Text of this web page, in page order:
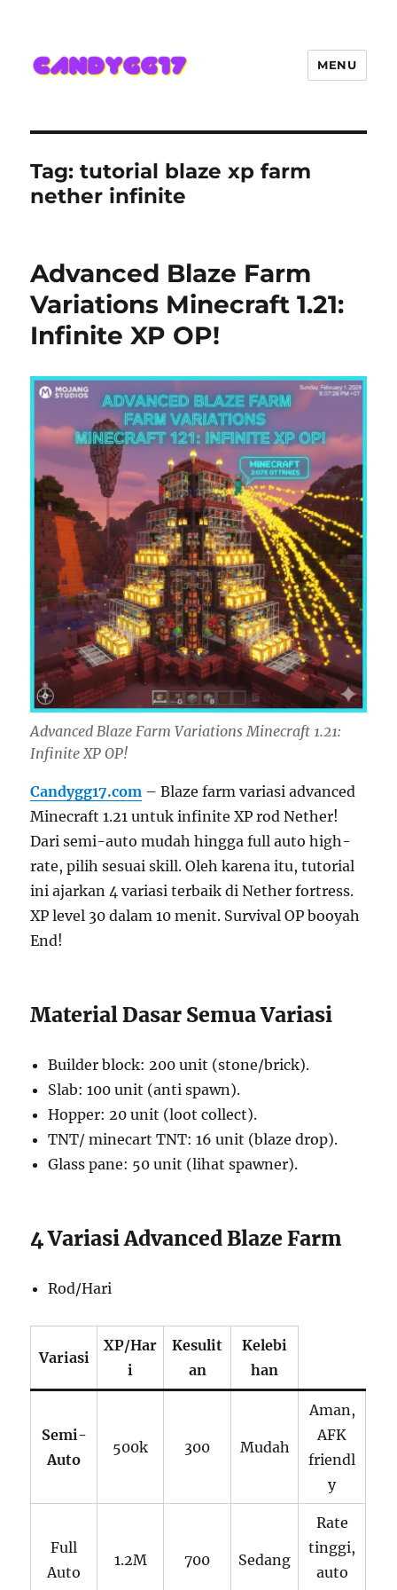
Hadir Semakin Mantap Jackpot
MENU
Tag:tutorial blaze xp farm
nether infinite
Advanced Blaze Farm
Variations Minecraft 1.21:
Infinite XP OP!
Advanced Blaze Farm Variations Minecraft 1.21:
Infinite XP OP!
Candygg17.com – Blaze farm variasi advanced
Minecraft 1.21 untuk infinite XP rod Nether!
Dari semi-auto mudah hingga full auto high-
rate, pilih sesuai skill. Oleh karena itu, tutorial
ini ajarkan 4 variasi terbaik di Nether fortress.
XP level 30 dalam 10 menit. Survival OP booyah
End!
Material Dasar Semua Variasi
Builder block: 200 unit (stone/brick).
Slab: 100 unit (anti spawn).
Hopper: 20 unit (loot collect).
TNT/ minecart TNT: 16 unit (blaze drop).
Glass pane: 50 unit (lihat spawner).
4 Variasi Advanced Blaze Farm
Rod/Hari
Variasi
XP/Har
i
Kesulit
an
Kelebi
han
Semi-
Auto
500k 300 Mudah
Aman,
AFK
friendl
y
Full
Auto
1.2M 700 Sedang
Rate
tinggi,
auto